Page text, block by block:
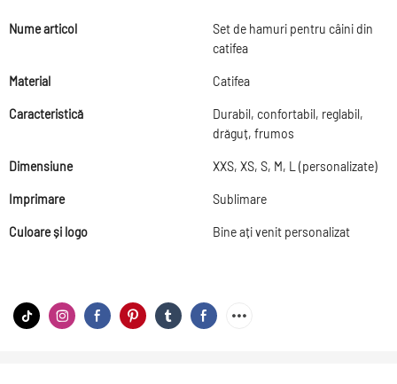
Nume articol
Set de hamuri pentru câini din
catifea
Material Catifea
Caracteristică
Durabil, confortabil, reglabil,
drăguț, frumos
Dimensiune XXS, XS, S, M, L (personalizate)
Imprimare Sublimare
Culoare și logo Bine ați venit personalizat